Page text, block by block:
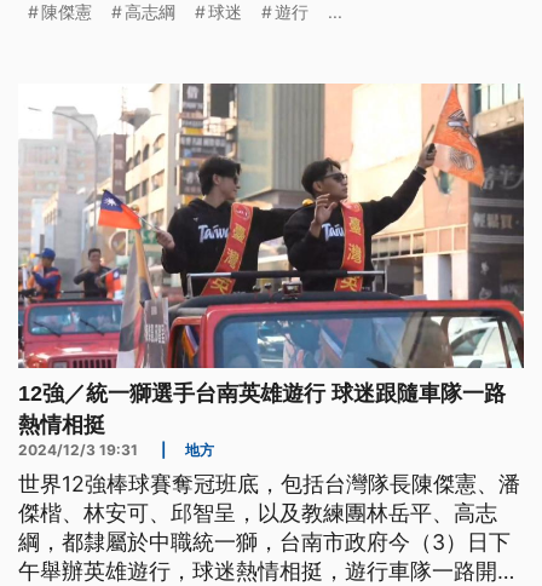
讓台灣在國際舞台更有信心。
陳傑憲 高志綱 球迷 遊行 ...
12強／統一獅選手台南英雄遊行 球迷跟隨車隊一路
熱情相挺
2024/12/3 19:31 地方
世界12強棒球賽奪冠班底，包括台灣隊長陳傑憲、潘
傑楷、林安可、邱智呈，以及教練團林岳平、高志
綱，都隸屬於中職統一獅，台南市政府今（3）日下
午舉辦英雄遊行，球迷熱情相挺，遊行車隊一路開往